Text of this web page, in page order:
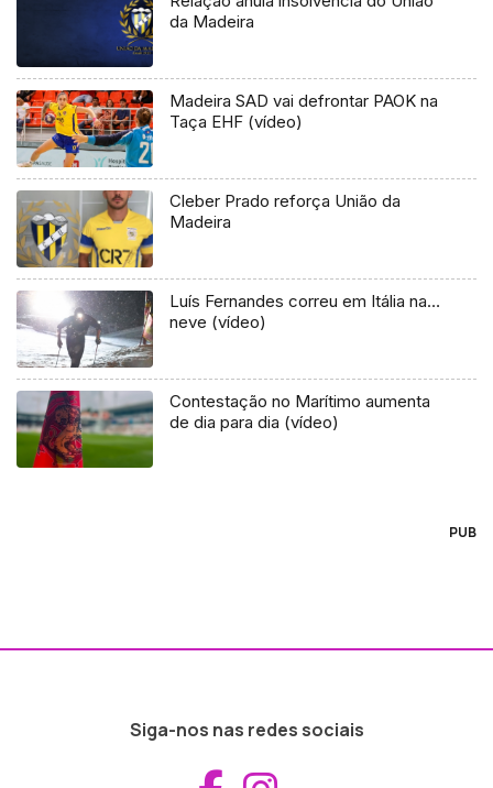
da Madeira
Madeira SAD vai defrontar PAOK na
Taça EHF (vídeo)
Cleber Prado reforça União da
Madeira
Luís Fernandes correu em Itália na…
neve (vídeo)
Contestação no Marítimo aumenta
de dia para dia (vídeo)
PUB
Siga-nos nas redes sociais